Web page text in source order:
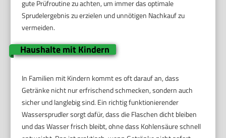
gute Prüfroutine zu achten, um immer das optimale
Sprudelergebnis zu erzielen und unnötigen Nachkauf zu
vermeiden.
Haushalte mit Kindern
In Familien mit Kindern kommt es oft darauf an, dass
Getränke nicht nur erfrischend schmecken, sondern auch
sicher und langlebig sind. Ein richtig funktionierender
Wassersprudler sorgt dafür, dass die Flaschen dicht bleiben
und das Wasser frisch bleibt, ohne dass Kohlensäure schnell